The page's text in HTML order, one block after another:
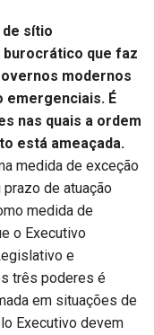
de sítio
que faz
modernos
emergenciais. É
nas quais a ordem
está ameaçada.
medida de exceção
de atuação
medida de
o Executivo
e
três poderes é
em situações de
Executivo devem